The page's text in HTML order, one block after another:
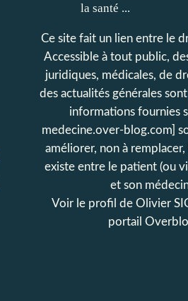
Ce site fait un lien entre le
Accessible à tout public,
juridiques, médicales, de
des actualités générales
informations fournies
medecine.over-blog.com]
améliorer, non à
existe entre le patient (ou
et son
Voir le profil de Olivier
portail